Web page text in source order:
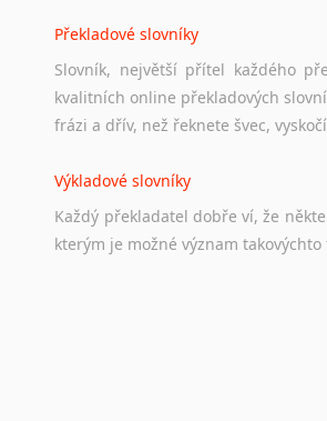
Práce v Austrálii
Odkazy poskytující cenné informace
hledat práci na internetu případně
Hledáte-li
práci
stejná obecná pravidla, jako pro
Překladové slovníky
Slovník, největší přítel každého
kvalitních online překladových
frázi a dřív, než řeknete švec,
Výkladové slovníky
Každý překladatel dobře ví, že
kterým je možné význam takovýchto